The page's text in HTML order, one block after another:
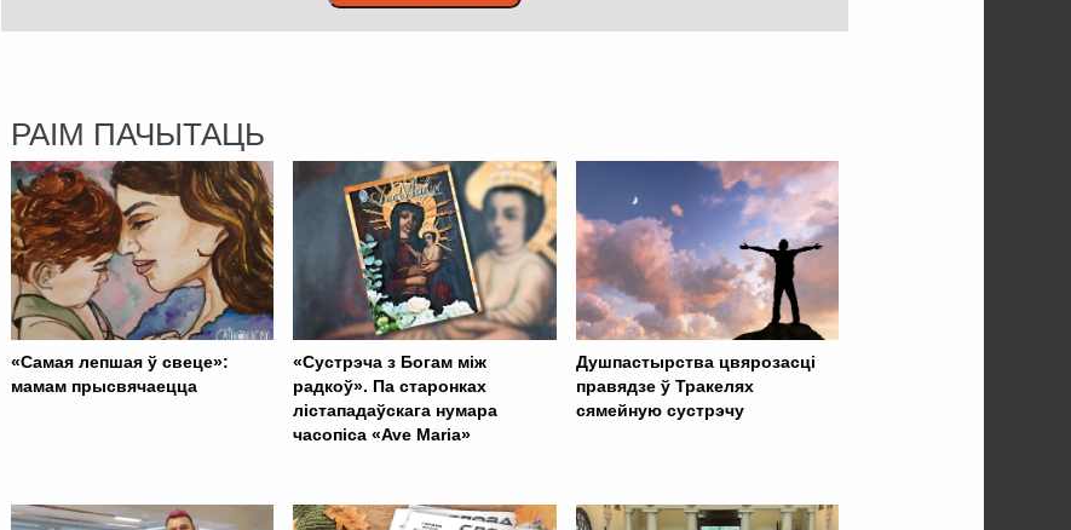
РАІМ ПАЧЫТАЦЬ
«Самая лепшая ў свеце»:
мамам прысвячаецца
«Сустрэча з Богам між
радкоў». Па старонках
лістападаўскага нумара
часопіса «Ave Maria»
Душпастырства цвярозасці
правядзе ў Тракелях
сямейную сустрэчу